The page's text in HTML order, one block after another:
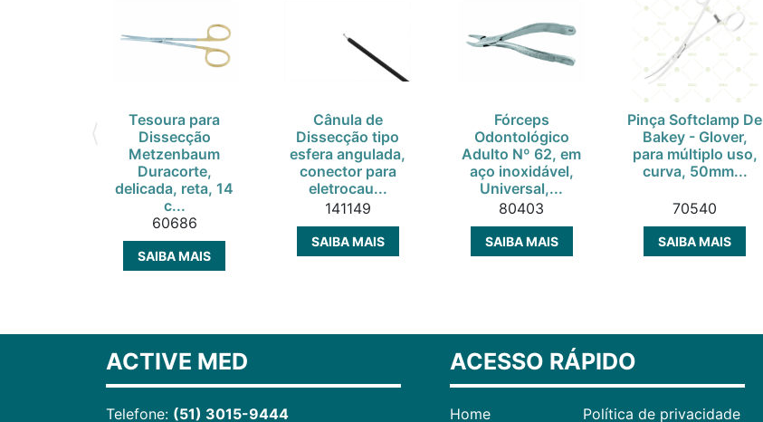
Tesoura para
Dissecção
Metzenbaum
Duracorte,
delicada, reta, 14
c...
60686
SAIBA MAIS
Cânula de
Dissecção tipo
esfera angulada,
conector para
eletrocau...
141149
SAIBA MAIS
Fórceps
Odontológico
Adulto Nº 62, em
aço inoxidável,
Universal,...
80403
SAIBA MAIS
Pinça Softclamp De
Bakey - Glover,
para múltiplo uso,
curva, 50mm...
70540
SAIBA MAIS
ACTIVE MED
Telefone: (51) 3015-9444
ACESSO RÁPIDO
Home Política de privacidade